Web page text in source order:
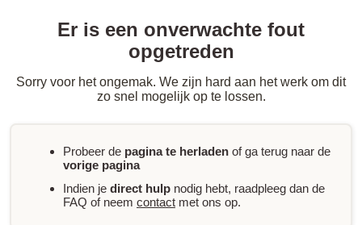
Er is een onverwachte fout
opgetreden
Sorry voor het ongemak. We zijn hard aan het werk om dit
zo snel mogelijk op te lossen.
Probeer de pagina te herladen of ga terug naar de
vorige pagina
Indien je direct hulp nodig hebt, raadpleeg dan de
FAQ of neem contact met ons op.